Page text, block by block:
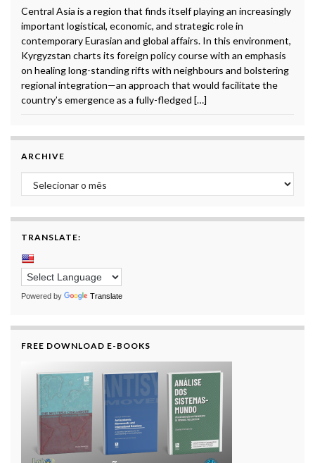
Central Asia is a region that finds itself playing an increasingly
important logistical, economic, and strategic role in
contemporary Eurasian and global affairs. In this environment,
Kyrgyzstan charts its foreign policy course with an emphasis
on healing long-standing rifts with neighbours and bolstering
regional integration—an approach that would facilitate the
country’s emergence as a fully-fledged […]
ARCHIVE
Archive
TRANSLATE:
Powered by Translate
FREE DOWNLOAD E-BOOKS